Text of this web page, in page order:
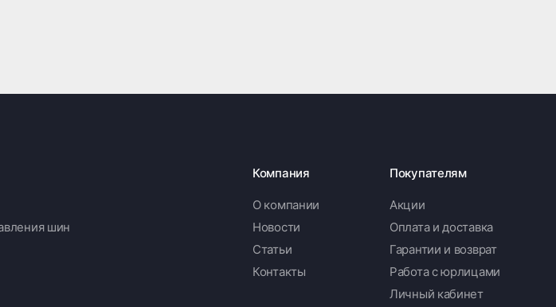
шин
Компания
О компании
Новости
Статьи
Контакты
Покупателям
Акции
Оплата и доставка
Гарантии и возврат
Работа с юрлицами
Личный кабинет